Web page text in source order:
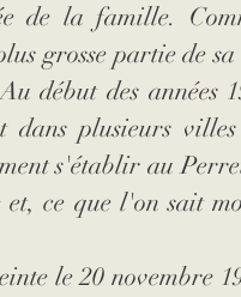
de la famille.
grosse partie de
début des années
dans plusieurs
s'établir au
et, ce que l'on sait
le 20 novembre